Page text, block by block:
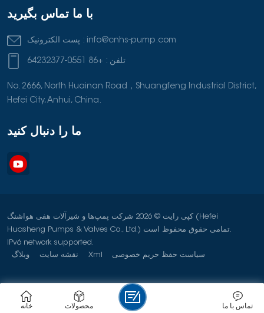
با ما تماس بگیرید
پست الکترونیک : info@cnhs-pump.com
تلفن : +86 0551-64232377
No. 2666, North Huainan Road，Shuangfeng Industrial District,
Hefei City, Anhui, China.
ما را دنبال کنید
کپی رایت © 2026 شرکت پمپ‌ها و شیرآلات هفی هواشنگ (Hefei
Huasheng Pumps & Valves Co., Ltd.) تمامی حقوق محفوظ است.
IPv6 network supported.
وبلاگ
نقشه سایت Xml سیاست حفظ حریم خصوصی
خانه محصولات تماس با ما